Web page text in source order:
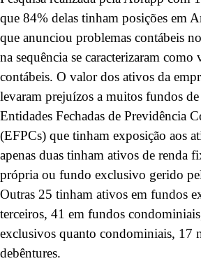
que 84% delas tinham posições em
que anunciou problemas contábeis
na sequência se caracterizaram como
contábeis. O valor dos ativos da
levaram prejuízos a muitos fundos
Entidades Fechadas de Previdência
(EFPCs) que tinham exposição aos
apenas duas tinham ativos de renda
própria ou fundo exclusivo gerido
Outras 25 tinham ativos em fundos
terceiros, 41 em fundos
exclusivos quanto condominiais, 17
debêntures.